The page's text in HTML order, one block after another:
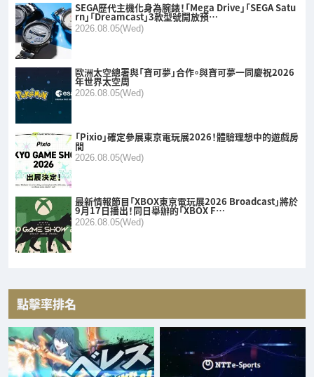
SEGA歷代主機化身為腕錶！「Mega Drive」「SEGA Satu
rn」「Dreamcast」3款型號開放預…
2026.08.05(Wed)
歐洲太空總署與「寶可夢」合作。與寶可夢一同慶祝2026
年世界太空周
2026.08.05(Wed)
「Pixio」確定參展東京電玩展2026！體驗理想中的遊戲房
間
2026.08.05(Wed)
最新情報節目「XBOX東京電玩展2026 Broadcast」將於
9月17日播出！同日舉辦的「XBOX F…
2026.08.05(Wed)
點擊率排名